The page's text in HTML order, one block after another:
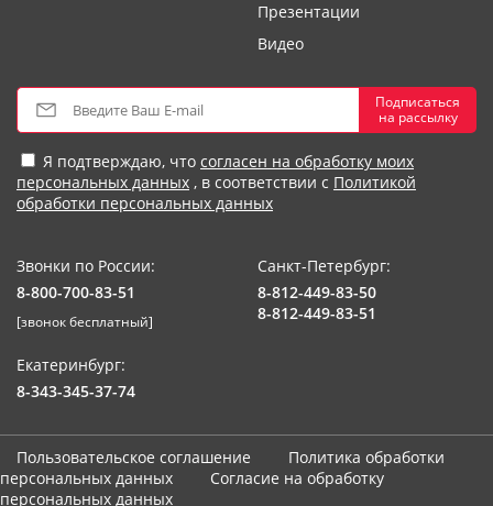
Презентации
Видео
Подписаться
на рассылку
Я подтверждаю, что согласен на обработку моих
персональных данных , в соответствии с Политикой
обработки персональных данных
Звонки по России:
8-800-700-83-51
[звонок бесплатный]
Санкт-Петербург:
8-812-449-83-50
8-812-449-83-51
Екатеринбург:
8-343-345-37-74
Пользовательское соглашение
Политика обработки
персональных данных
Согласие на обработку
персональных данных